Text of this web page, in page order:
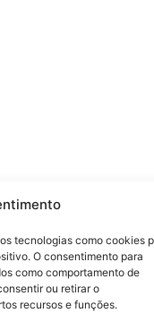
tecnologias como cookies
O consentimento para
como comportamento de
ou retirar o
recursos e funções.